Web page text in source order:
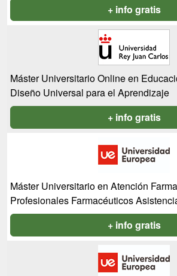
+ info gratis
Máster Universitario Online en
Diseño Universal para el Aprendizaje
+ info gratis
Máster Universitario en Atención
Profesionales Farmacéuticos
+ info gratis